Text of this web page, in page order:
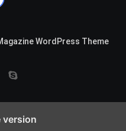
WordPress Theme
version